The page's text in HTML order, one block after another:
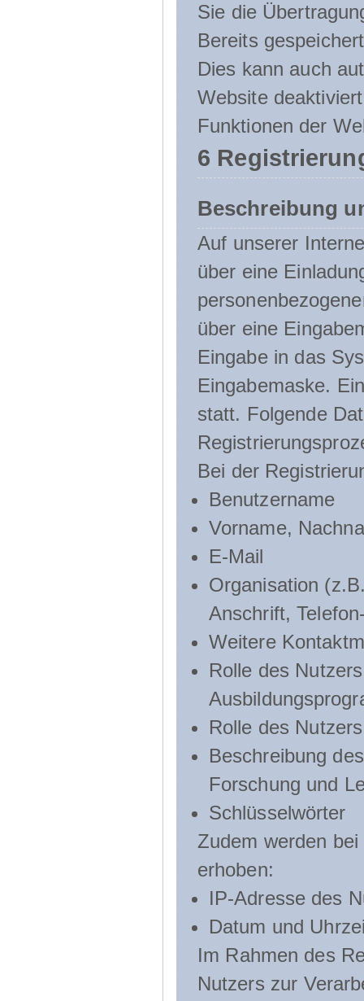
Sie die
Bereits
Dies kann auch
Website
Funktionen der
6
Beschreibung
Auf unserer
über eine
über eine
Eingabe in das
Eingabemaske.
statt. Folgende
Bei der
Benutzername
Vorname,
E-Mail
Organisation
Anschrift,
Weitere
Rolle des
Rolle des
Beschreibung
Forschung und
Schlüsselwörter
Zudem werden
erhoben:
IP-Adresse des
Datum und
Im Rahmen des
Nutzers zur